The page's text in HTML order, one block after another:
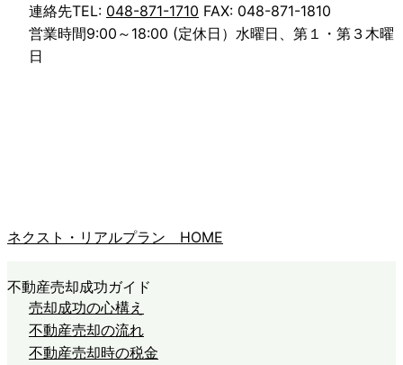
連絡先TEL: 048-871-1710 FAX: 048-871-1810
営業時間9:00～18:00 (定休日）水曜日、第１・第３木曜
日
ネクスト・リアルプラン HOME
不動産売却成功ガイド
売却成功の心構え
不動産売却の流れ
不動産売却時の税金